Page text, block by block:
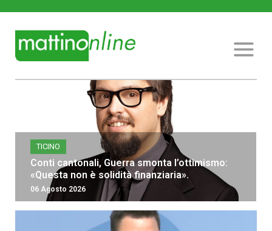
TICINO
Conti cantonali, Guerra smonta l’ottimismo:
«Questa non è solidità finanziaria».
06 Agosto 2026